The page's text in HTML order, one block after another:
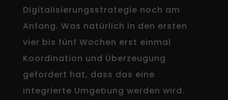
Digitalisierungsstrategie noch am
Anfang. Was natürlich in den ersten
vier bis fünf Wochen erst einmal
Koordination und Überzeugung
gefordert hat, dass das eine
integrierte Umgebung werden wird.